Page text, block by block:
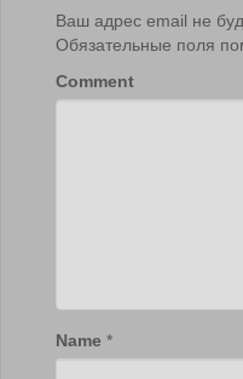
Ваш адрес email не
Обязательные поля
Comment
Name *